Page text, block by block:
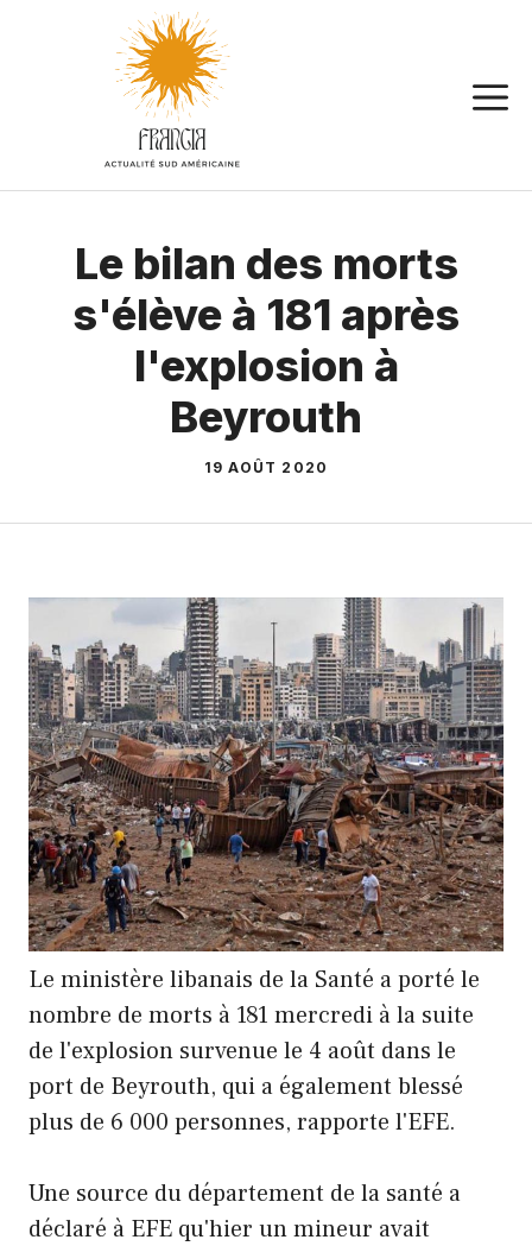
Le bilan des morts
s'élève à 181 après
l'explosion à
Beyrouth
19 AOÛT 2020
Le ministère libanais de la Santé a porté le
nombre de morts à 181 mercredi à la suite
de l'explosion survenue le 4 août dans le
port de Beyrouth, qui a également blessé
plus de 6 000 personnes, rapporte l'EFE.
Une source du département de la santé a
déclaré à EFE qu'hier un mineur avait